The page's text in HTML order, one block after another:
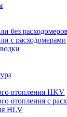
без расходомеров
с расходомерами
отопления HKV
отопления с
HLV